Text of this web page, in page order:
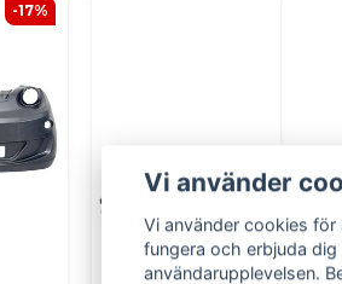
-17%
Vi använder
Vi använder cookies
fungera och erbjuda dig
användarupplevelsen.